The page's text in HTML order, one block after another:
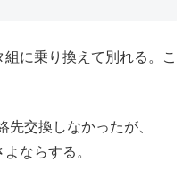
に乗り換えて別れる。こ
先交換しなかったが、
ならする。